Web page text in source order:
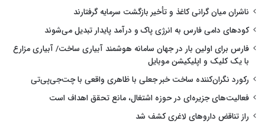
ناشران میان گرانی کاغذ و تأخیر بازگشت سرمایه گرفتارند
کودهای دامی فارس به انرژی پاک و درآمد پایدار تبدیل می‌شوند
فارس برای اولین بار در جهان سامانه هوشمند آبیاری ساخت/ آبیاری مزارع
با یک کلیک و اپلیکیشن موبایل
رکورد نگران‌کننده ساخت خبر جعلی با ظاهری واقعی با چت‌جی‌پی‌تی
فعالیت‌های جزیره‌ای در حوزه اشتغال، مانع تحقق اهداف است
راز تناقض داروهای لاغری کشف شد